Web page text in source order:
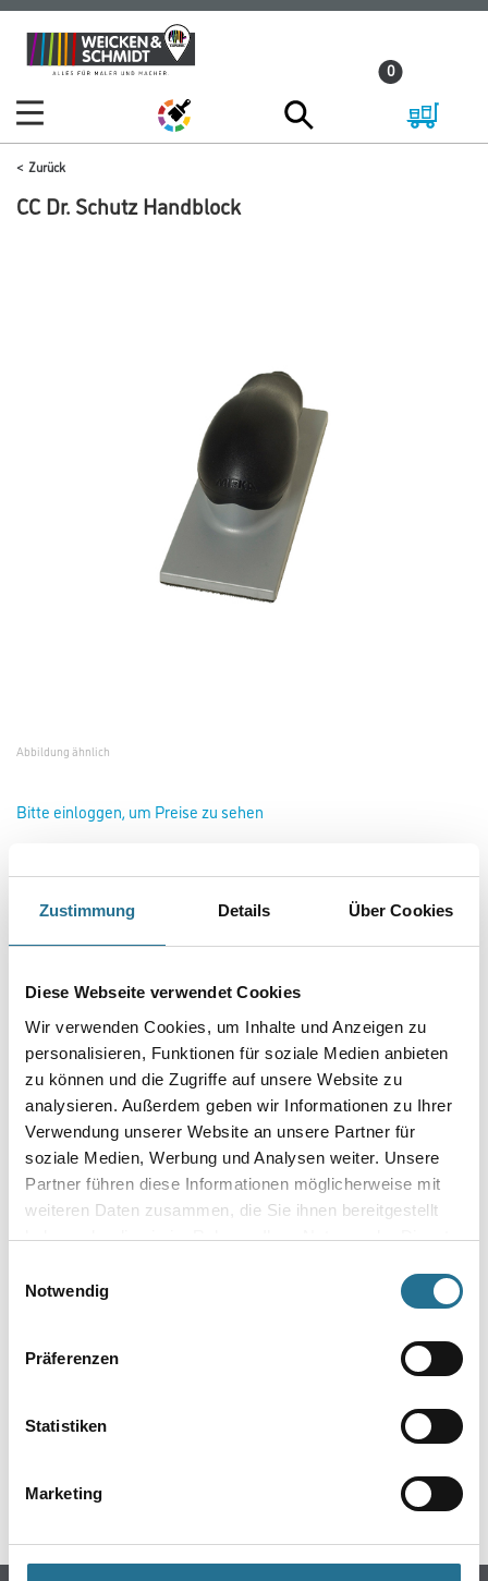
Zustimmung Details Über Cookies
Diese Webseite verwendet Cookies
Wir verwenden Cookies, um Inhalte und Anzeigen zu
personalisieren, Funktionen für soziale Medien anbieten
zu können und die Zugriffe auf unsere Website zu
analysieren. Außerdem geben wir Informationen zu Ihrer
Verwendung unserer Website an unsere Partner für
soziale Medien, Werbung und Analysen weiter. Unsere
Partner führen diese Informationen möglicherweise mit
weiteren Daten zusammen, die Sie ihnen bereitgestellt
haben oder die sie im Rahmen Ihrer Nutzung der Dienste
Notwendig
Präferenzen
Statistiken
Marketing
Zum
Inhalt
Zum
Navigationsmenü
0
Zurück
CC Dr. Schutz Handblock
Abbildung ähnlich
Bitte einloggen, um Preise zu sehen
Handblock mit Absaugung für Abranet und Abranopp 70x198mm für
Rand- und Eckenbereiche.
Gebinde
Umrechnungsfaktoren
GEFAHRENHINWEISE